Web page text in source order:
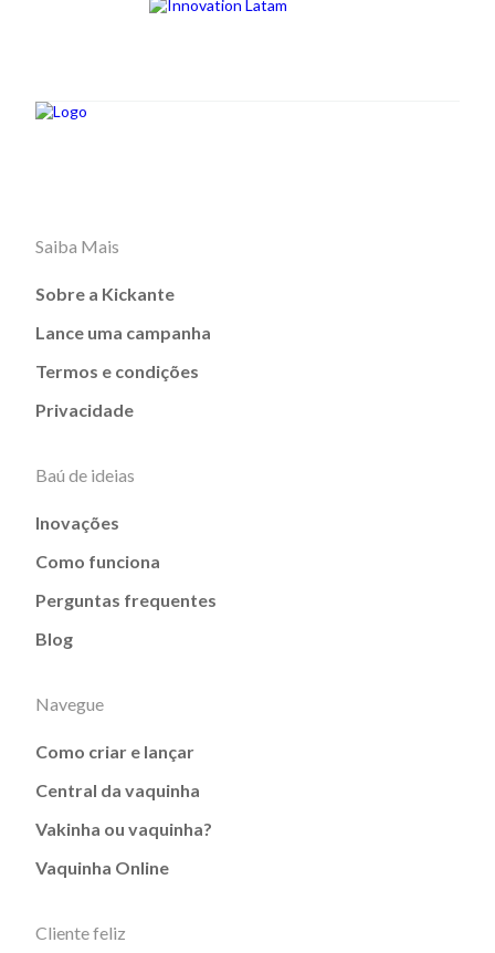
Saiba Mais
Sobre a Kickante
Lance uma campanha
Termos e condições
Privacidade
Baú de ideias
Inovações
Como funciona
Perguntas frequentes
Blog
Navegue
Como criar e lançar
Central da vaquinha
Vakinha ou vaquinha?
Vaquinha Online
Cliente feliz